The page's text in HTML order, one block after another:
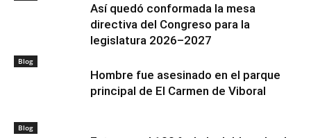
Así quedó conformada la mesa
directiva del Congreso para la
legislatura 2026–2027
Blog
Hombre fue asesinado en el parque
principal de El Carmen de Viboral
Blog